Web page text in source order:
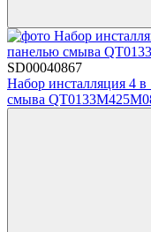
SD00040867
Набор инсталляция 4
смыва